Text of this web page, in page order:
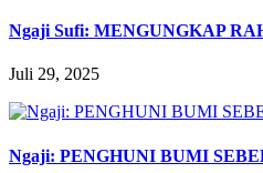
Ngaji Sufi: MENGUNGKAP
Juli 29, 2025
Ngaji: PENGHUNI BUMI